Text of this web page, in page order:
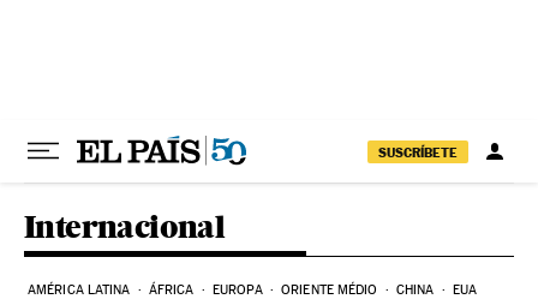
SUSCRÍBETE
Internacional
AMÉRICA LATINA ÁFRICA EUROPA ORIENTE MÉDIO CHINA EUA